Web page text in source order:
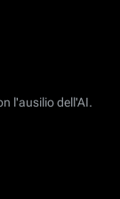
l'ausilio dell'AI.